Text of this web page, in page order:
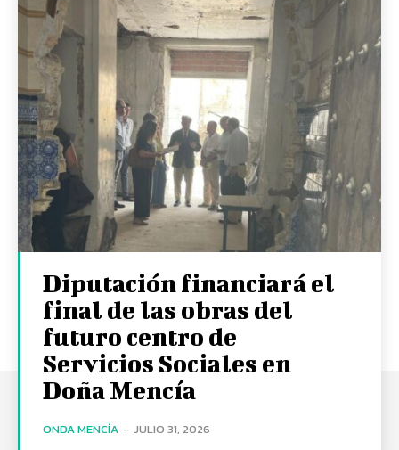
Diputación financiará el
final de las obras del
futuro centro de
Servicios Sociales en
Doña Mencía
ONDA MENCÍA - JULIO 31, 2026